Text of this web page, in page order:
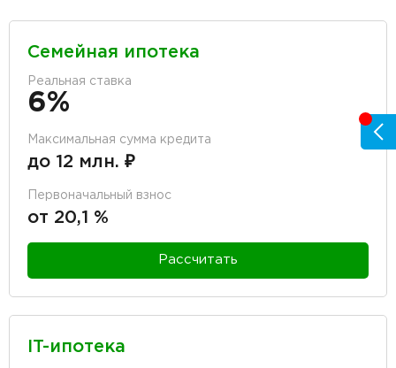
Семейная ипотека
Реальная ставка
6%
Максимальная сумма кредита
до 12 млн. ₽
Первоначальный взнос
от 20,1 %
Рассчитать
IT-ипотека